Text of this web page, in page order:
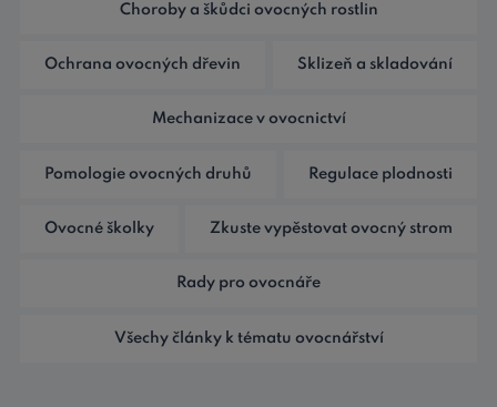
Choroby a škůdci ovocných rostlin
Ochrana ovocných dřevin Sklizeň a skladování
Mechanizace v ovocnictví
Pomologie ovocných druhů Regulace plodnosti
Ovocné školky Zkuste vypěstovat ovocný strom
Rady pro ovocnáře
Všechy články k tématu ovocnářství